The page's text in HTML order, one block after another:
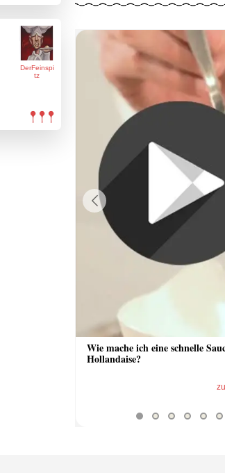
DerFeinspi
tz
Wie mache ich eine schnelle
Hollandaise?
Previous